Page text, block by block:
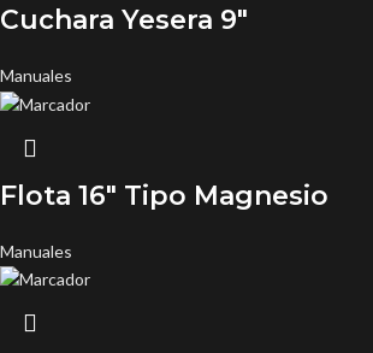
Cuchara Yesera 9″
Manuales
Flota 16″ Tipo Magnesio
Manuales